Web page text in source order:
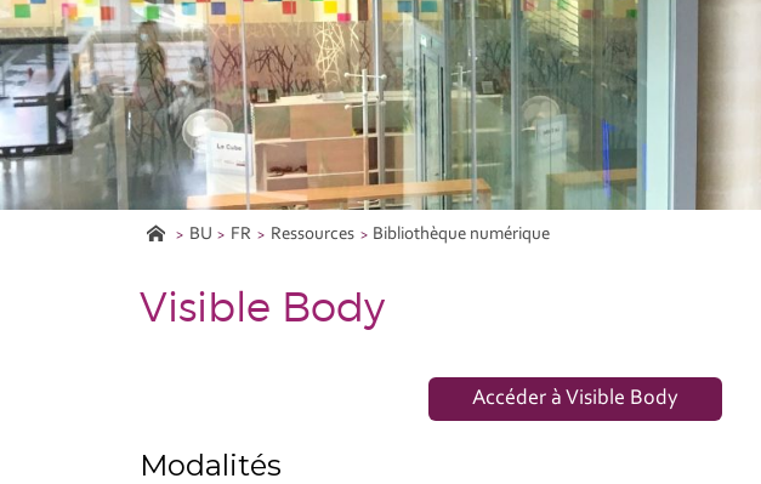
BU FR Ressources Bibliothèque numérique
Visible Body
Accéder à Visible Body
Modalités